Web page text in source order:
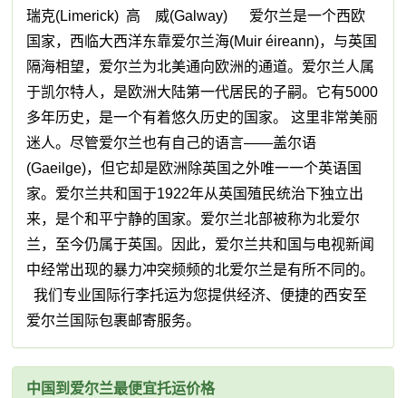
瑞克(Limerick) 高 威(Galway) 爱尔兰是一个西欧
国家，西临大西洋东靠爱尔兰海(Muir éireann)，与英国
隔海相望，爱尔兰为北美通向欧洲的通道。爱尔兰人属
于凯尔特人，是欧洲大陆第一代居民的子嗣。它有5000
多年历史，是一个有着悠久历史的国家。 这里非常美丽
迷人。尽管爱尔兰也有自己的语言——盖尔语
(Gaeilge)，但它却是欧洲除英国之外唯一一个英语国
家。爱尔兰共和国于1922年从英国殖民统治下独立出
来，是个和平宁静的国家。爱尔兰北部被称为北爱尔
兰，至今仍属于英国。因此，爱尔兰共和国与电视新闻
中经常出现的暴力冲突频频的北爱尔兰是有所不同的。
我们专业国际行李托运为您提供经济、便捷的西安至
爱尔兰国际包裹邮寄服务。
中国到爱尔兰最便宜托运价格